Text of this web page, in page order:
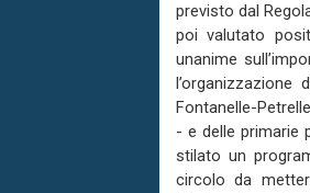
previsto dal
poi valutato
unanime
Fontanelle-
- e delle primarie
stilato un
circolo da